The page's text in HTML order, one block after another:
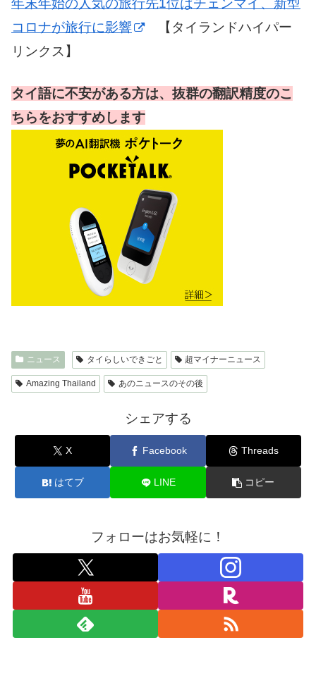
年末年始の人気の旅行先1位はチェンマイ、新型
コロナが旅行に影響
【タイランドハイパー
リンクス】
タイ語に不安がある方は、抜群の翻訳精度のこ
ちらをおすすめします
ニュース タイらしいできごと 超マイナーニュース
Amazing Thailand あのニュースのその後
シェアする
X Facebook Threads
はてブ LINE コピー
フォローはお気軽に！